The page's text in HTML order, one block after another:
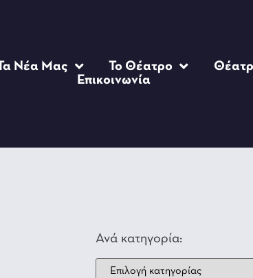
Νέα Μας Το Θέατρο
Επικοινωνία
Ανά κατηγορία: